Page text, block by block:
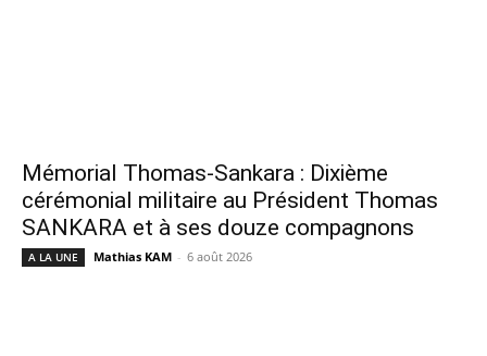
Mémorial Thomas-Sankara : Dixième
cérémonial militaire au Président Thomas
SANKARA et à ses douze compagnons
A LA UNE Mathias KAM - 6 août 2026